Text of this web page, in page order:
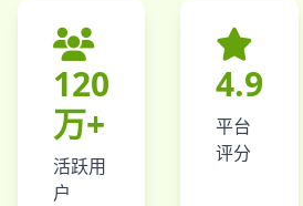
120
万+
活跃用
户
4.9
平台
评分